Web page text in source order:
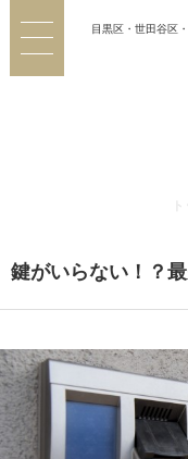
目黒区・世田谷区
鍵がいらない！？